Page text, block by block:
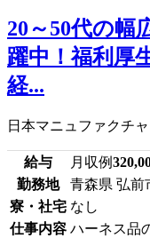
20～50代の幅
躍中！福利厚
経...
日本マニュファクチ
給与 月収例
勤務地
青森県 弘前
寮・社宅 なし
仕事内容 ハーネス品